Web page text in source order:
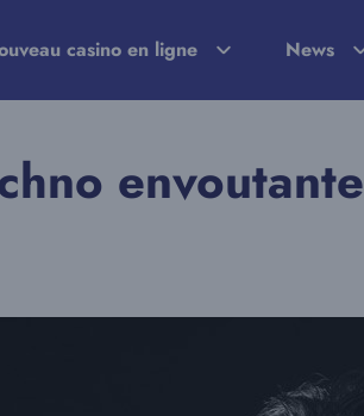
casino en ligne News